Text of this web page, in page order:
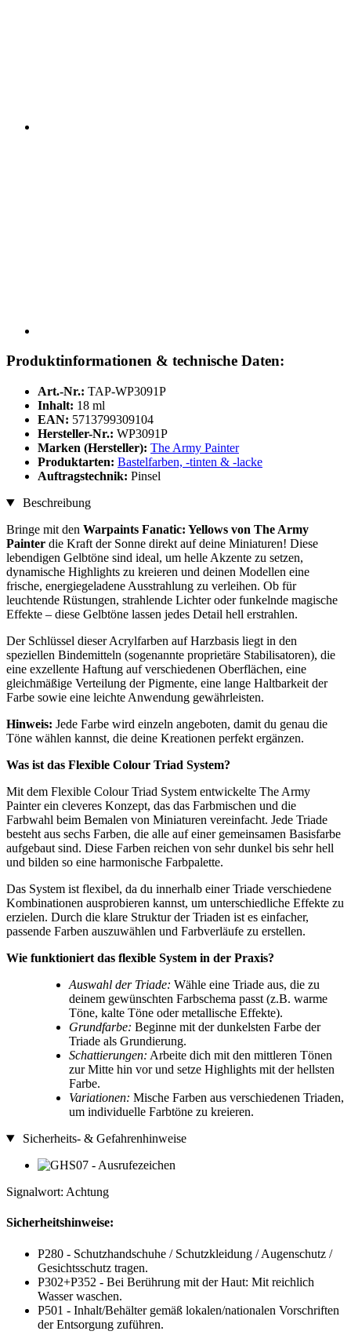
Produktinformationen & technische Daten:
Art.-Nr.: TAP-WP3091P
Inhalt: 18 ml
EAN: 5713799309104
Hersteller-Nr.: WP3091P
Marken (Hersteller): The Army Painter
Produktarten: Bastelfarben, -tinten & -lacke
Auftragstechnik: Pinsel
Beschreibung
Bringe mit den Warpaints Fanatic: Yellows von The Army
Painter die Kraft der Sonne direkt auf deine Miniaturen! Diese
lebendigen Gelbtöne sind ideal, um helle Akzente zu setzen,
dynamische Highlights zu kreieren und deinen Modellen eine
frische, energiegeladene Ausstrahlung zu verleihen. Ob für
leuchtende Rüstungen, strahlende Lichter oder funkelnde magische
Effekte – diese Gelbtöne lassen jedes Detail hell erstrahlen.
Der Schlüssel dieser Acrylfarben auf Harzbasis liegt in den
speziellen Bindemitteln (sogenannte proprietäre Stabilisatoren), die
eine exzellente Haftung auf verschiedenen Oberflächen, eine
gleichmäßige Verteilung der Pigmente, eine lange Haltbarkeit der
Farbe sowie eine leichte Anwendung gewährleisten.
Hinweis: Jede Farbe wird einzeln angeboten, damit du genau die
Töne wählen kannst, die deine Kreationen perfekt ergänzen.
Was ist das Flexible Colour Triad System?
Mit dem Flexible Colour Triad System entwickelte The Army
Painter ein cleveres Konzept, das das Farbmischen und die
Farbwahl beim Bemalen von Miniaturen vereinfacht. Jede Triade
besteht aus sechs Farben, die alle auf einer gemeinsamen Basisfarbe
aufgebaut sind. Diese Farben reichen von sehr dunkel bis sehr hell
und bilden so eine harmonische Farbpalette.
Das System ist flexibel, da du innerhalb einer Triade verschiedene
Kombinationen ausprobieren kannst, um unterschiedliche Effekte zu
erzielen. Durch die klare Struktur der Triaden ist es einfacher,
passende Farben auszuwählen und Farbverläufe zu erstellen.
Wie funktioniert das flexible System in der Praxis?
Auswahl der Triade: Wähle eine Triade aus, die zu
deinem gewünschten Farbschema passt (z.B. warme
Töne, kalte Töne oder metallische Effekte).
Grundfarbe: Beginne mit der dunkelsten Farbe der
Triade als Grundierung.
Schattierungen: Arbeite dich mit den mittleren Tönen
zur Mitte hin vor und setze Highlights mit der hellsten
Farbe.
Variationen: Mische Farben aus verschiedenen Triaden,
um individuelle Farbtöne zu kreieren.
Sicherheits- & Gefahrenhinweise
Signalwort: Achtung
Sicherheitshinweise:
P280 - Schutzhandschuhe / Schutzkleidung / Augenschutz /
Gesichtsschutz tragen.
P302+P352 - Bei Berührung mit der Haut: Mit reichlich
Wasser waschen.
P501 - Inhalt/Behälter gemäß lokalen/nationalen Vorschriften
der Entsorgung zuführen.